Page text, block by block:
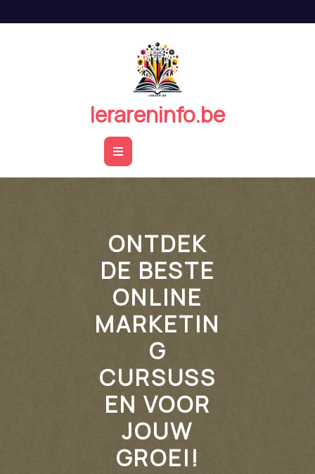
de
lerareninfo.be
Open
Button
ONTDEK
DE BESTE
ONLINE
MARKETIN
G
CURSUSS
EN VOOR
JOUW
GROEI!